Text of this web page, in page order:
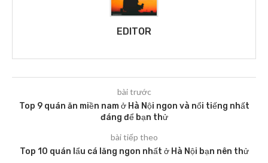
EDITOR
bài trước
Top 9 quán ăn miền nam ở Hà Nội ngon và nổi tiếng nhất
đáng để bạn thử
bài tiếp theo
Top 10 quán lẩu cá lăng ngon nhất ở Hà Nội bạn nên thử